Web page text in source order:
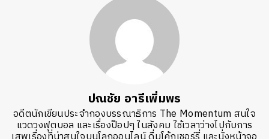
ปณชัย อารีเพิ่มพร
อดีตนักเขียนประจำกองบรรณาธิการ The Momentum สนใจ
แวดวงฟุตบอล และเรื่องป็อปๆ ในสังคม ใช้เวลาว่างไปกับการ